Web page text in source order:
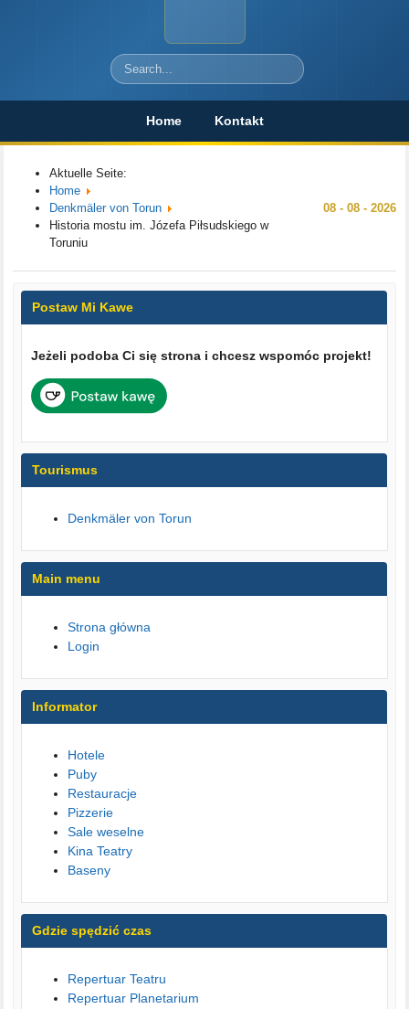
Szukaj
Home Kontakt
Aktuelle Seite:
Home
Denkmäler von Torun
Historia mostu im. Józefa Piłsudskiego w
Toruniu
08 - 08 - 2026
Postaw Mi Kawe
Jeżeli podoba Ci się strona i chcesz wspomóc projekt!
Tourismus
Denkmäler von Torun
Main menu
Strona główna
Login
Informator
Hotele
Puby
Restauracje
Pizzerie
Sale weselne
Kina Teatry
Baseny
Gdzie spędzić czas
Repertuar Teatru
Repertuar Planetarium